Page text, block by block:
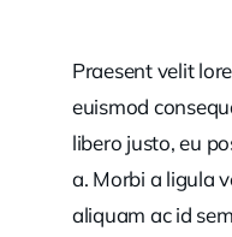
Praesent velit
euismod
libero justo, eu
a. Morbi a ligula
aliquam ac id